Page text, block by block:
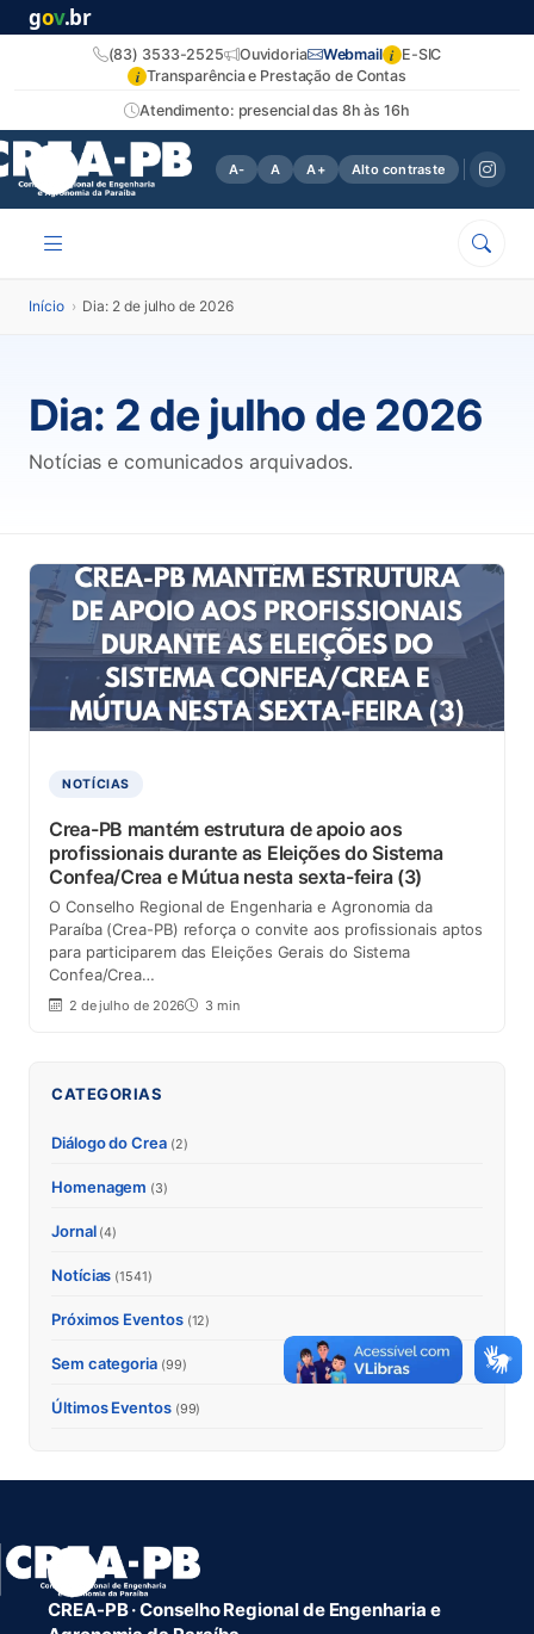
gov.br
Atendimento: presencial das 8h às 16h
(83) 3533-2525 Ouvidoria Webmail i E-SIC
i Transparência e Prestação de Contas
A- A A+ Alto contraste
Início › Dia: 2 de julho de 2026
Dia: 2 de julho de 2026
Notícias e comunicados arquivados.
NOTÍCIAS
Crea-PB mantém estrutura de apoio aos
profissionais durante as Eleições do Sistema
Confea/Crea e Mútua nesta sexta-feira (3)
O Conselho Regional de Engenharia e Agronomia da
Paraíba (Crea-PB) reforça o convite aos profissionais aptos
para participarem das Eleições Gerais do Sistema
Confea/Crea…
2 de julho de 2026 3 min
CATEGORIAS
Diálogo do Crea (2)
Homenagem (3)
Jornal (4)
Notícias (1541)
Próximos Eventos (12)
Sem categoria (99)
Últimos Eventos (99)
CREA-PB · Conselho Regional de Engenharia e